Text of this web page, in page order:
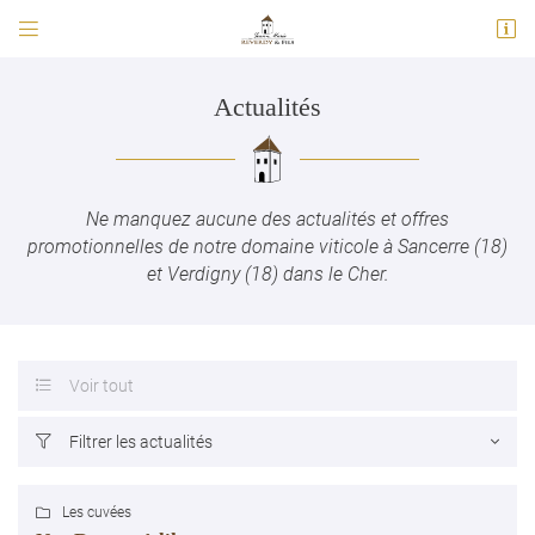
 
utilisantle formulaire de désinscription
Actualités
Ne manquez aucune des actualités et offres
promotionnelles de notre domaine viticole à Sancerre (18)
et Verdigny (18) dans le Cher.
 Voir tout
 Filtrer les actualités
 Les cuvées